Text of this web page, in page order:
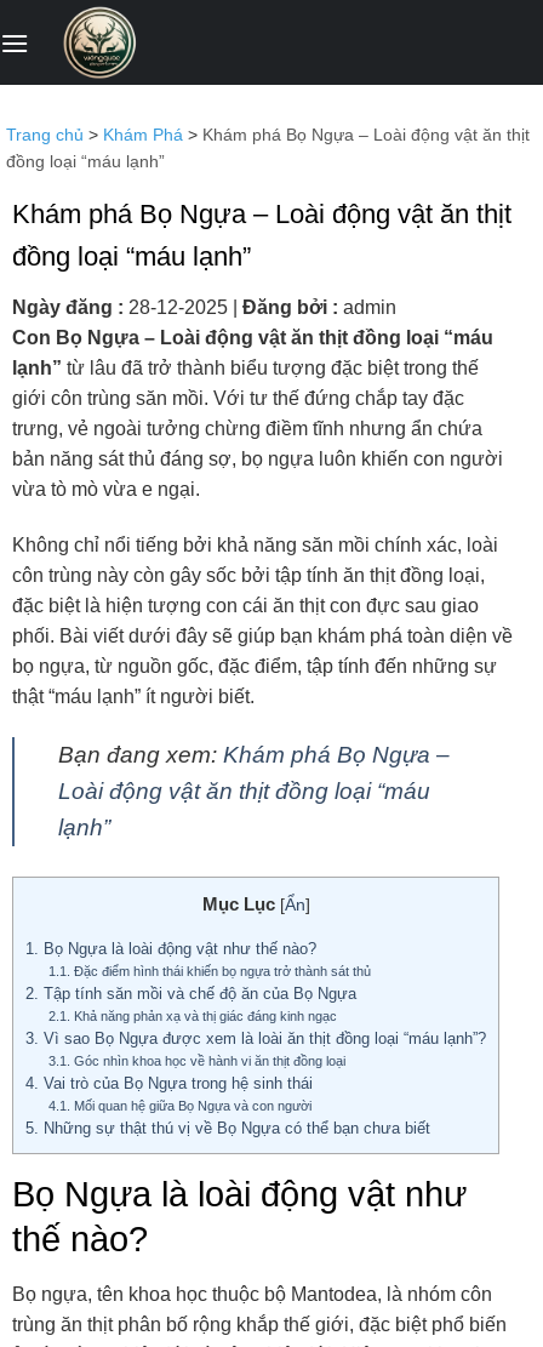
qua
Trang chủ > Khám Phá > Khám phá Bọ Ngựa – Loài động vật ăn thịt
đồng loại “máu lạnh”
Khám phá Bọ Ngựa – Loài động vật ăn thịt
đồng loại “máu lạnh”
Ngày đăng : 28-12-2025 Đăng bởi : admin
Con Bọ Ngựa – Loài động vật ăn thịt đồng loại “máu
lạnh” từ lâu đã trở thành biểu tượng đặc biệt trong thế
giới côn trùng săn mồi. Với tư thế đứng chắp tay đặc
trưng, vẻ ngoài tưởng chừng điềm tĩnh nhưng ẩn chứa
bản năng sát thủ đáng sợ, bọ ngựa luôn khiến con người
vừa tò mò vừa e ngại.
Không chỉ nổi tiếng bởi khả năng săn mồi chính xác, loài
côn trùng này còn gây sốc bởi tập tính ăn thịt đồng loại,
đặc biệt là hiện tượng con cái ăn thịt con đực sau giao
phối. Bài viết dưới đây sẽ giúp bạn khám phá toàn diện về
bọ ngựa, từ nguồn gốc, đặc điểm, tập tính đến những sự
thật “máu lạnh” ít người biết.
Bạn đang xem: Khám phá Bọ Ngựa –
Loài động vật ăn thịt đồng loại “máu
lạnh”
Mục Lục [Ẩn]
1. Bọ Ngựa là loài động vật như thế nào?
1.1. Đặc điểm hình thái khiến bọ ngựa trở thành sát thủ
2. Tập tính săn mồi và chế độ ăn của Bọ Ngựa
2.1. Khả năng phản xạ và thị giác đáng kinh ngạc
3. Vì sao Bọ Ngựa được xem là loài ăn thịt đồng loại “máu lạnh”?
3.1. Góc nhìn khoa học về hành vi ăn thịt đồng loại
4. Vai trò của Bọ Ngựa trong hệ sinh thái
4.1. Mối quan hệ giữa Bọ Ngựa và con người
5. Những sự thật thú vị về Bọ Ngựa có thể bạn chưa biết
Bọ Ngựa là loài động vật như
thế nào?
Bọ ngựa, tên khoa học thuộc bộ Mantodea, là nhóm côn
trùng ăn thịt phân bố rộng khắp thế giới, đặc biệt phổ biến